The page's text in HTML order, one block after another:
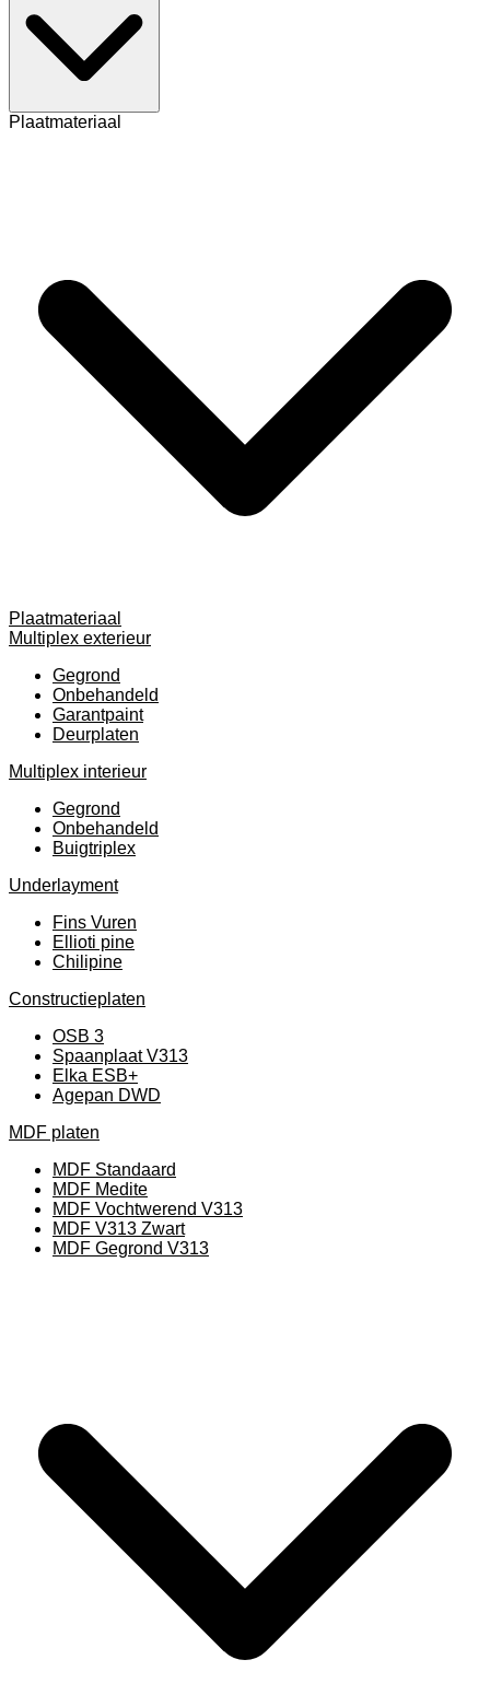
Plaatmateriaal
Plaatmateriaal
Multiplex exterieur
Gegrond
Onbehandeld
Garantpaint
Deurplaten
Multiplex interieur
Gegrond
Onbehandeld
Buigtriplex
Underlayment
Fins Vuren
Ellioti pine
Chilipine
Constructieplaten
OSB 3
Spaanplaat V313
Elka ESB+
Agepan DWD
MDF platen
MDF Standaard
MDF Medite
MDF Vochtwerend V313
MDF V313 Zwart
MDF Gegrond V313